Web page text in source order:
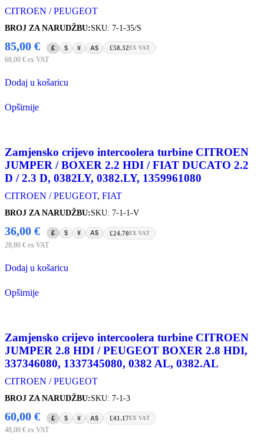
CITROEN / PEUGEOT
BROJ ZA NARUDŽBU:SKU: 7-1-35/S
85,00 € £ $ ¥ A$ £58.32EX VAT
68,00 € ex VAT
Dodaj u košaricu
Opširnije
Zamjensko crijevo intercoolera turbine CITROEN
JUMPER / BOXER 2.2 HDI / FIAT DUCATO 2.2
D / 2.3 D, 0382LY, 0382.LY, 1359961080
CITROEN / PEUGEOT, FIAT
BROJ ZA NARUDŽBU:SKU: 7-1-1-V
36,00 € £ $ ¥ A$ £24.70EX VAT
28,80 € ex VAT
Dodaj u košaricu
Opširnije
Zamjensko crijevo intercoolera turbine CITROEN
JUMPER 2.8 HDI / PEUGEOT BOXER 2.8 HDI,
337346080, 1337345080, 0382 AL, 0382.AL
CITROEN / PEUGEOT
BROJ ZA NARUDŽBU:SKU: 7-1-3
60,00 € £ $ ¥ A$ £41.17EX VAT
48,00 € ex VAT